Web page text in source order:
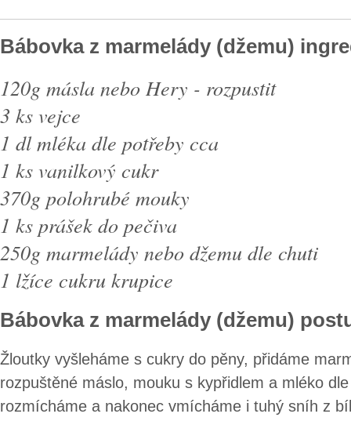
Bábovka z marmelády (džemu)
120g másla nebo Hery - rozpustit
3 ks vejce
1 dl mléka dle potřeby cca
1 ks vanilkový cukr
370g polohrubé mouky
1 ks prášek do pečiva
250g marmelády nebo džemu dle chuti
1 lžíce cukru krupice
Bábovka z marmelády (džemu)
Žloutky vyšleháme s cukry do pěny, přidáme
rozpuštěné máslo, mouku s kypřidlem a mléko
rozmícháme a nakonec vmícháme i tuhý sníh z